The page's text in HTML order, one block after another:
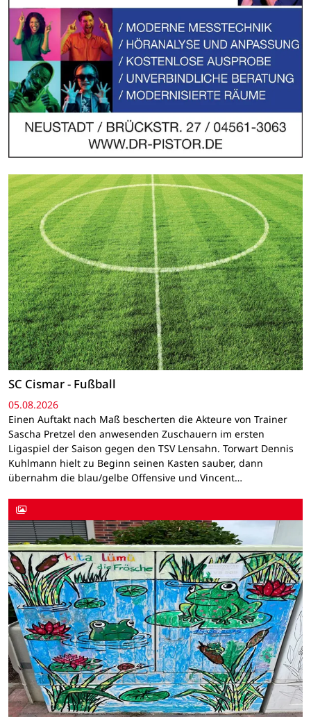
SC Cismar - Fußball
05.08.2026
Einen Auftakt nach Maß bescherten die Akteure von Trainer
Sascha Pretzel den anwesenden Zuschauern im ersten
Ligaspiel der Saison gegen den TSV Lensahn. Torwart Dennis
Kuhlmann hielt zu Beginn seinen Kasten sauber, dann
übernahm die blau/gelbe Offensive und Vincent…